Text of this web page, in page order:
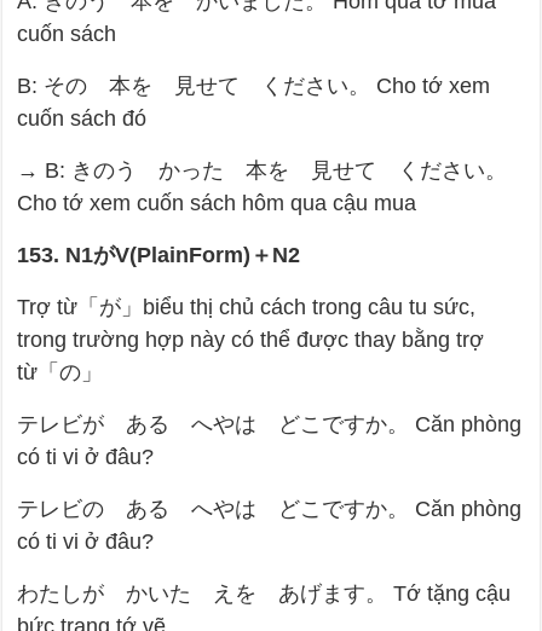
cuốn sách
B: その 本を 見せて ください。 Cho tớ xem
cuốn sách đó
→ B: きのう かった 本を 見せて ください。
Cho tớ xem cuốn sách hôm qua cậu mua
153. N1がV(PlainForm) ＋ N2
Trợ từ「が」biểu thị chủ cách trong câu tu sức,
trong trường hợp này có thể được thay bằng trợ
từ「の」
テレビが ある へやは どこですか。 Căn phòng
có ti vi ở đâu?
テレビの ある へやは どこですか。 Căn phòng
có ti vi ở đâu?
わたしが かいた えを あげます。 Tớ tặng cậu